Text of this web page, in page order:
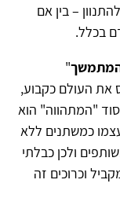
– בין אם
בכלל.
"
את העולם כקבוע,
"המתהווה" הוא
כמשתנים ללא
ולכן כבלתי
וכרוכים זה